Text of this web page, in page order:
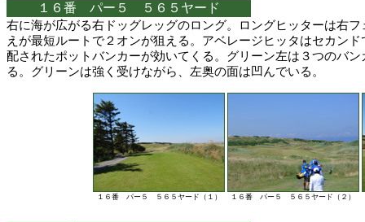
１６番 パー５ ５６５ヤード
右に海が広がる右ドッグレッグのロング。ロングヒッターは右
えが最短ルートで２オンが狙える。アベレージヒッタはセカン
配されたポットバンカーが効いてくる。グリーン左は３つのバ
る。グリーンは強く受けながら、左奥の面は凹んでいる。
１６番 パー５ ５６５ヤード（２）
１６番 パー５ ５６５ヤード（１）